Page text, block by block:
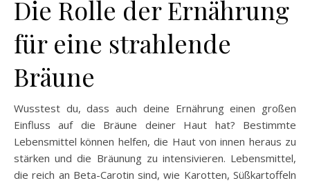
Die Rolle der Ernährung
für eine strahlende
Bräune
Wusstest du, dass auch deine Ernährung einen großen
Einfluss auf die Bräune deiner Haut hat? Bestimmte
Lebensmittel können helfen, die Haut von innen heraus zu
stärken und die Bräunung zu intensivieren. Lebensmittel,
die reich an Beta-Carotin sind, wie Karotten, Süßkartoffeln